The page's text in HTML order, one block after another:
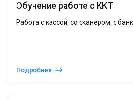
Обучение работе с ККТ
Работа с кассой, со сканером, с
Подробнее